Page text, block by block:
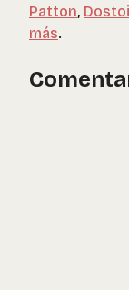
Patton,
más.